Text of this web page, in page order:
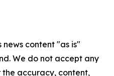
news content "as is"
We do not accept any
accuracy, content,